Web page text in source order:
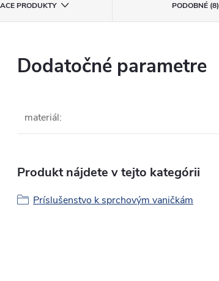
PRODUKTY PODOBNÉ (8)
Dodatočné parametre
materiál:
Produkt nájdete v tejto kategórii
Príslušenstvo k sprchovým vaničkám